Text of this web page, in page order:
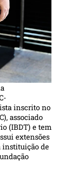
inscrito no
associado
(IBDT) e tem
extensões
instituição de